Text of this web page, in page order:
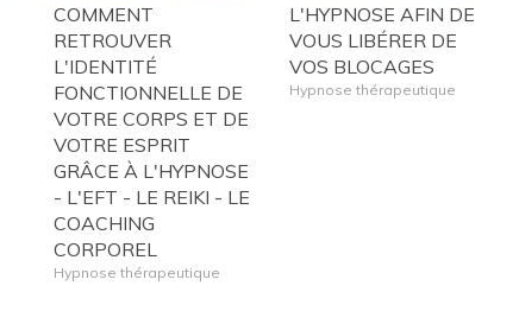
COMMENT
RETROUVER
L'IDENTITÉ
FONCTIONNELLE DE
VOTRE CORPS ET DE
VOTRE ESPRIT
GRÂCE À L'HYPNOSE
- L'EFT - LE REIKI - LE
COACHING
CORPOREL
Hypnose thérapeutique
L'HYPNOSE AFIN DE
VOUS LIBÉRER DE
VOS BLOCAGES
Hypnose thérapeutique